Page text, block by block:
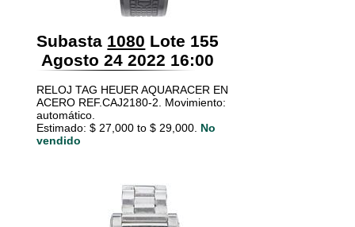
Subasta 1080 Lote 155
Agosto 24 2022 16:00
RELOJ TAG HEUER AQUARACER EN
ACERO REF.CAJ2180-2. Movimiento:
automático.
Estimado: $ 27,000 to $ 29,000. No
vendido